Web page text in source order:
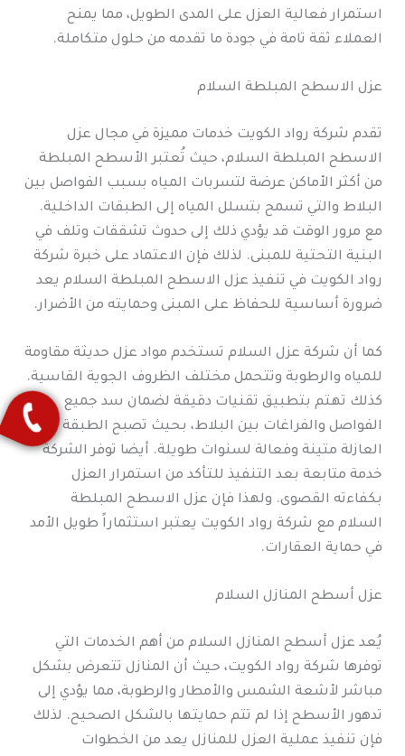
استمرار فعالية العزل على المدى الطويل، مما يمنح
العملاء ثقة تامة في جودة ما تقدمه من حلول متكاملة.
عزل الاسطح المبلطة السلام
تقدم شركة رواد الكويت خدمات مميزة في مجال عزل
الاسطح المبلطة السلام، حيث تُعتبر الأسطح المبلطة
من أكثر الأماكن عرضة لتسربات المياه بسبب الفواصل بين
البلاط والتي تسمح بتسلل المياه إلى الطبقات الداخلية.
مع مرور الوقت قد يؤدي ذلك إلى حدوث تشققات وتلف في
البنية التحتية للمبنى. لذلك فإن الاعتماد على خبرة شركة
رواد الكويت في تنفيذ عزل الاسطح المبلطة السلام يعد
ضرورة أساسية للحفاظ على المبنى وحمايته من الأضرار.
كما أن شركة عزل السلام تستخدم مواد عزل حديثة مقاومة
للمياه والرطوبة وتتحمل مختلف الظروف الجوية القاسية.
كذلك تهتم بتطبيق تقنيات دقيقة لضمان سد جميع
الفواصل والفراغات بين البلاط، بحيث تصبح الطبقة
العازلة متينة وفعالة لسنوات طويلة. أيضا توفر الشركة
خدمة متابعة بعد التنفيذ للتأكد من استمرار العزل
بكفاءته القصوى. ولهذا فإن عزل الاسطح المبلطة
السلام مع شركة رواد الكويت يعتبر استثماراً طويل الأمد
في حماية العقارات.
عزل أسطح المنازل السلام
يُعد عزل أسطح المنازل السلام من أهم الخدمات التي
توفرها شركة رواد الكويت، حيث أن المنازل تتعرض بشكل
مباشر لأشعة الشمس والأمطار والرطوبة، مما يؤدي إلى
تدهور الأسطح إذا لم تتم حمايتها بالشكل الصحيح. لذلك
فإن تنفيذ عملية العزل للمنازل يعد من الخطوات